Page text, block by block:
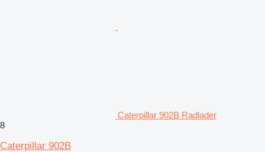
Caterpillar 902B Radlader
8
Caterpillar 902B